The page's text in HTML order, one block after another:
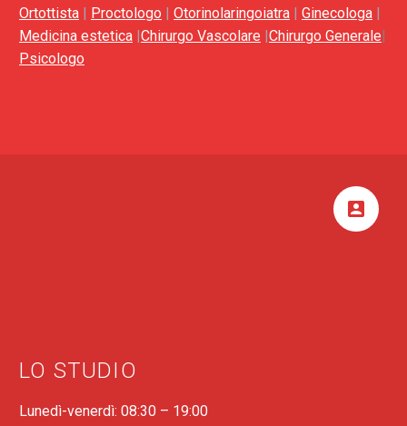
Ortottista | Proctologo | Otorinolaringoiatra | Ginecologa |
Medicina estetica |Chirurgo Vascolare |Chirurgo Generale|
Psicologo


LO STUDIO
Lunedì-venerdì: 08:30 – 19:00